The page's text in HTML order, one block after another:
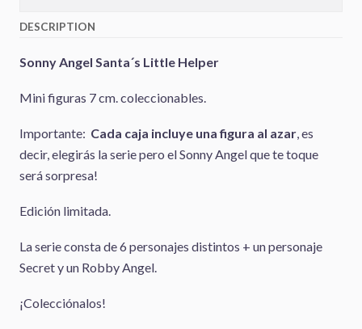
DESCRIPTION
Sonny Angel Santa´s Little Helper
Mini figuras 7 cm. coleccionables.
Importante: Cada caja incluye una figura al azar, es
decir, elegirás la serie pero el Sonny Angel que te toque
será sorpresa!
Edición limitada.
La serie consta de 6 personajes distintos + un personaje
Secret y un Robby Angel.
¡Colecciónalos!